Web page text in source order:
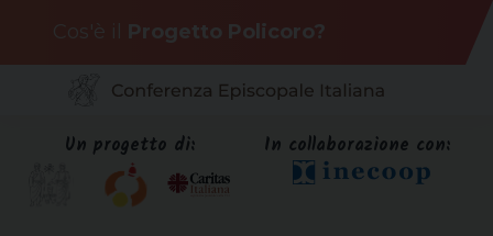
content
Cos'è il Progetto Policoro?
Un progetto di: In collaborazione con: